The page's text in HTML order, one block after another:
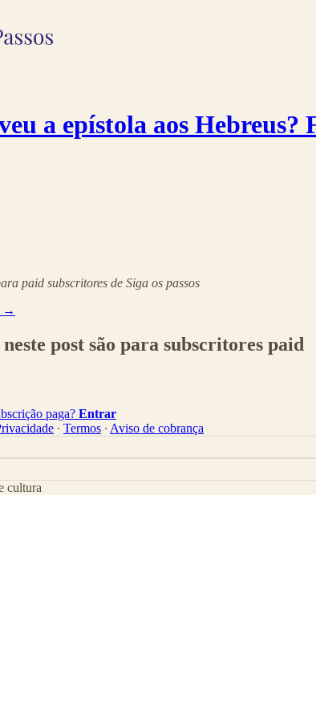
a epístola aos
paid subscritores de Siga os passos
→
post são para subscritores paid
paga? Entrar
∙ Termos ∙ Aviso de cobrança
cultura